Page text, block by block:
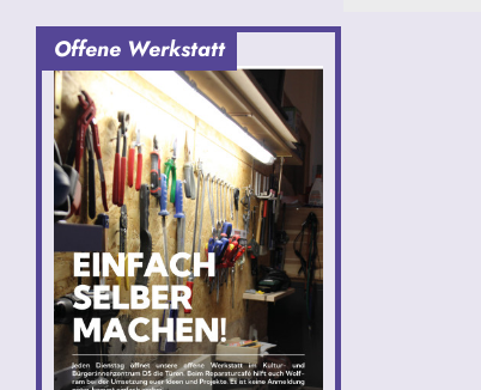
Offene Werkstatt